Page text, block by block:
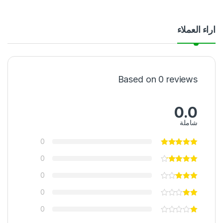
اراء العملاء
Based on 0 reviews
0.0
شاملة
0
0
0
0
0